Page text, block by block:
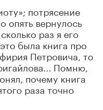
потрясение
опять вернулось
раз я его
была книга про
Петровича, то
Помню,
почему книга
раза точно